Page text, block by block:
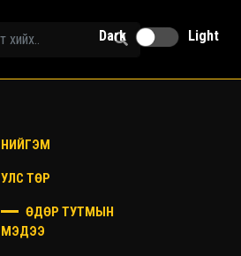
Dark Light
НИЙГЭМ
УЛС ТӨР
ӨДӨР ТУТМЫН
МЭДЭЭ